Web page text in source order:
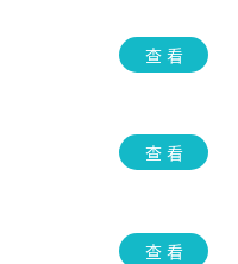
查 看
查 看
查 看